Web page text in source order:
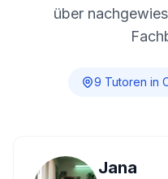
über
9 Tutoren in
Jana